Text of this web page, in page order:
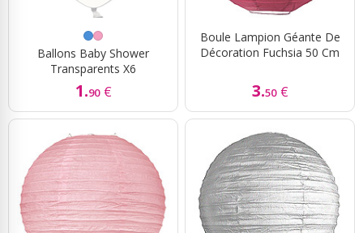
Ballons Baby Shower
Transparents X6
1.90 €
Boule Lampion Géante De
Décoration Fuchsia 50 Cm
3.50 €